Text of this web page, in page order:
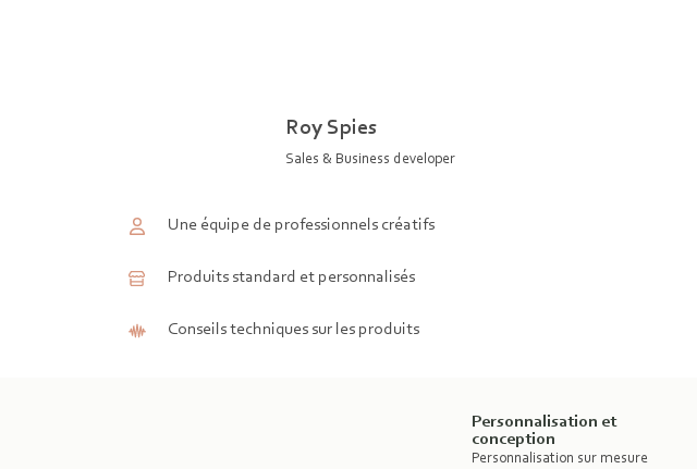
Roy Spies
Sales & Business developer
Une équipe de professionnels créatifs
Produits standard et personnalisés
Conseils techniques sur les produits
Personnalisation et
conception
Personnalisation sur mesure